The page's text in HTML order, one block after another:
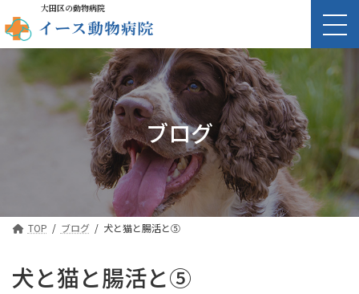
大田区の動物病院
ブログ
TOP ブログ 犬と猫と腸活と⑤
犬と猫と腸活と⑤